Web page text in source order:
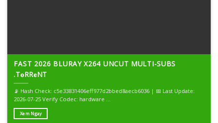
FAST 2026 BLURAY X264 UNCUT MULTI-SUBS
.T𝐨RR𝐞NT
📡 Hash Check: c5e33831406eff977d2bbed8aecb6036 | 📅 Last Update:
2026-07-25 Verify Codec: hardware ...
Xem Ngay